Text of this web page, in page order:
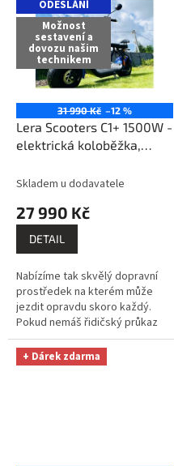
průměru...
ODESLÁNÍ
Možnost
sestavení a
dovozu našim
technikem
31 990 Kč –12 %
Lera Scooters C1+ 1500W -
elektrická koloběžka,
Skladem u dodavatele
27 990 Kč
DETAIL
Nabízíme tak skvělý dopravní
prostředek na kterém může
jezdit opravdu skoro každý.
Pokud nemáš řidičský průkaz
nebo jsi ho na čas odevzdal je tu
možnost jak se dále...
+ Dárek zdarma